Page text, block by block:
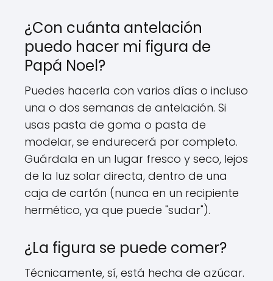
¿Con cuánta antelación
puedo hacer mi figura de
Papá Noel?
Puedes hacerla con varios días o incluso
una o dos semanas de antelación. Si
usas pasta de goma o pasta de
modelar, se endurecerá por completo.
Guárdala en un lugar fresco y seco, lejos
de la luz solar directa, dentro de una
caja de cartón (nunca en un recipiente
hermético, ya que puede "sudar").
¿La figura se puede comer?
Técnicamente, sí, está hecha de azúcar.